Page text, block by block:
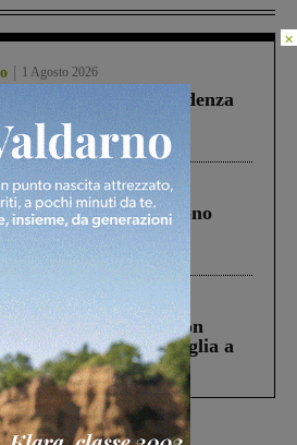
1 Agosto 2026
finanziata oltre la scadenza
d’Italia: “Un
Governo”
in A1 in cui morirono
Lo schianto, il
sorpassi fra tir....
struttura di Castiglion
che aveva ucciso la figlia a
×